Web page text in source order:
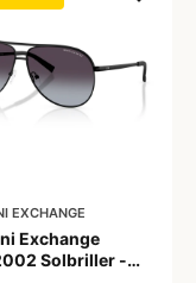
EXCHANGE
Exchange
Solbriller -